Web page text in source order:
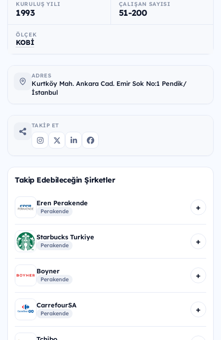
KURULUŞ YILI
1993
ÇALIŞAN SAYISI
51-200
ÖLÇEK
KOBİ
ADRES
Kurtköy Mah. Ankara Cad. Emir Sok No:1 Pendik/
İstanbul
TAKIP ET
Takip Edebileceğin Şirketler
Eren Perakende
Perakende +
Starbucks Turkiye
Perakende +
Boyner
Perakende +
CarrefourSA
Perakende +